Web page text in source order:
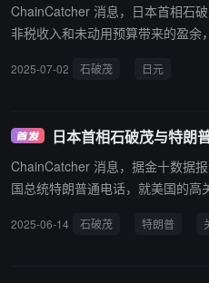
ChainCatcher 消息，日本首相石
非税收入和未动用预算带来的盈余
反对党领导人的公开辩论中表示：
财年的税收收入连续第五年创下历
2025-07-02 石破茂 日元
日本首相石破茂与特朗
ChainCatcher 消息，据金十数据
国总统特朗普通电话，就美国的
加拿大召开七国集团首脑会议期间
2025-06-14 石破茂 特朗普